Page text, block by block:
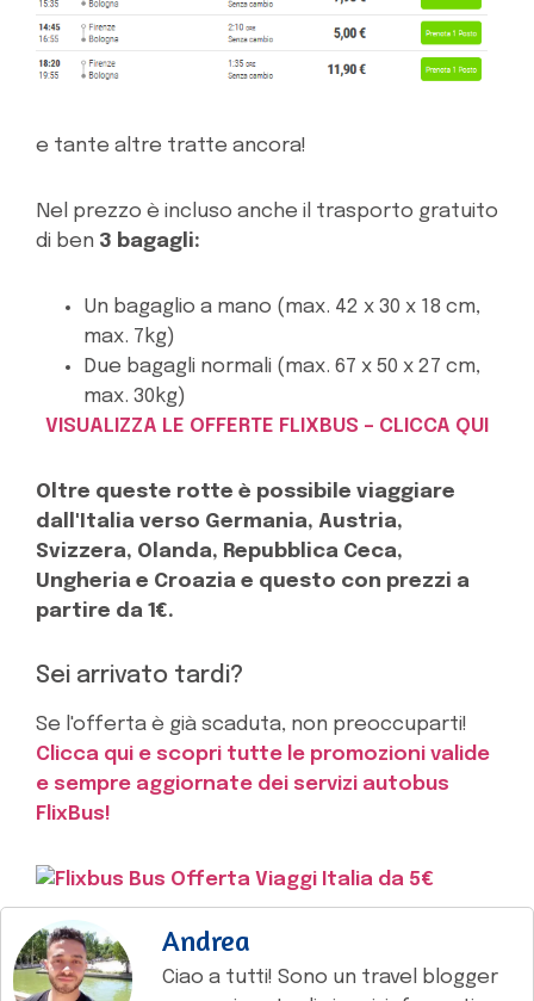
e tante altre tratte ancora!
Nel prezzo è incluso anche il trasporto gratuito
di ben 3 bagagli:
Un bagaglio a mano (max. 42 x 30 x 18 cm,
max. 7kg)
Due bagagli normali (max. 67 x 50 x 27 cm,
max. 30kg)
VISUALIZZA LE OFFERTE FLIXBUS – CLICCA QUI
Oltre queste rotte è possibile viaggiare
dall'Italia verso Germania, Austria,
Svizzera, Olanda, Repubblica Ceca,
Ungheria e Croazia e questo con prezzi a
partire da 1€.
Sei arrivato tardi?
Se l'offerta è già scaduta, non preoccuparti!
Clicca qui e scopri tutte le promozioni valide
e sempre aggiornate dei servizi autobus
FlixBus!
Andrea
Ciao a tutti! Sono un travel blogger